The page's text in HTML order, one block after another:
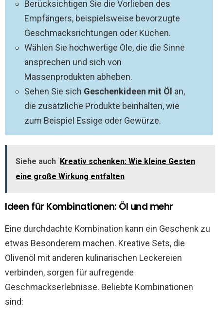
Berücksichtigen Sie die Vorlieben des
Empfängers, beispielsweise bevorzugte
Geschmacksrichtungen oder Küchen.
Wählen Sie hochwertige Öle, die die Sinne
ansprechen und sich von
Massenprodukten abheben.
Sehen Sie sich Geschenkideen mit Öl an,
die zusätzliche Produkte beinhalten, wie
zum Beispiel Essige oder Gewürze.
Siehe auch Kreativ schenken: Wie kleine Gesten
eine große Wirkung entfalten
Ideen für Kombinationen: Öl und mehr
Eine durchdachte Kombination kann ein Geschenk zu
etwas Besonderem machen. Kreative Sets, die
Olivenöl mit anderen kulinarischen Leckereien
verbinden, sorgen für aufregende
Geschmackserlebnisse. Beliebte Kombinationen
sind: